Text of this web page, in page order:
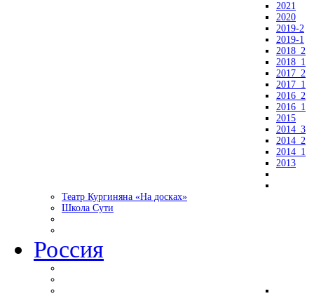
2021
2020
2019-2
2019-1
2018_2
2018_1
2017_2
2017_1
2016_2
2016_1
2015
2014_3
2014_2
2014_1
2013
Театр Кургиняна «На досках»
Школа Сути
Россия